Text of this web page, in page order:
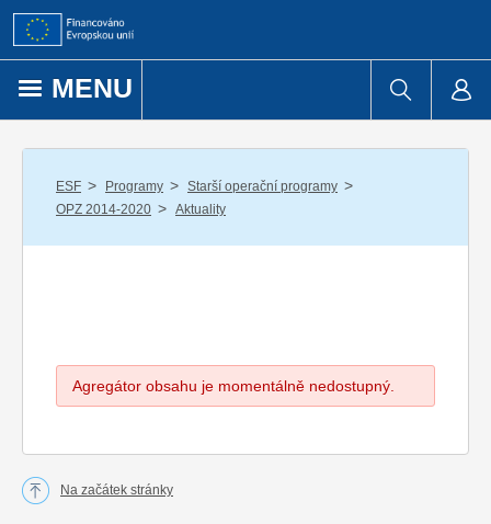
Přejít k obsahu
MENU
ESF / Programy / Starší operační programy /
OPZ 2014-2020 / Aktuality
Agregátor obsahu je momentálně nedostupný.
Na začátek stránky